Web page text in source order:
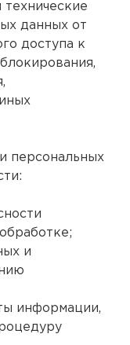
данных от
доступа к
персональных
и
информации,